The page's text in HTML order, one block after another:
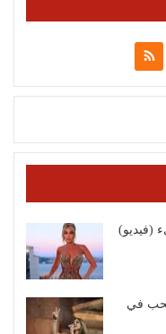
(فيديو)
في